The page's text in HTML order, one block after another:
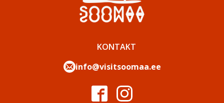
KONTAKT
info@visitsoomaa.ee